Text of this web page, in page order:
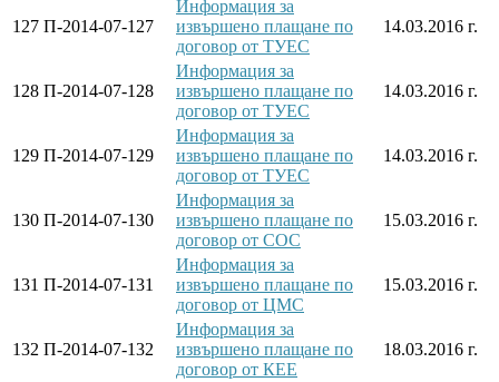
127 П-2014-07-127
Информация за
извършено плащане по
договор от ТУЕС
14.03.2016 г.
128 П-2014-07-128
Информация за
извършено плащане по
договор от ТУЕС
14.03.2016 г.
129 П-2014-07-129
Информация за
извършено плащане по
договор от ТУЕС
14.03.2016 г.
130 П-2014-07-130
Информация за
извършено плащане по
договор от СОС
15.03.2016 г.
131 П-2014-07-131
Информация за
извършено плащане по
договор от ЦМС
15.03.2016 г.
132 П-2014-07-132
Информация за
извършено плащане по
договор от КЕЕ
18.03.2016 г.